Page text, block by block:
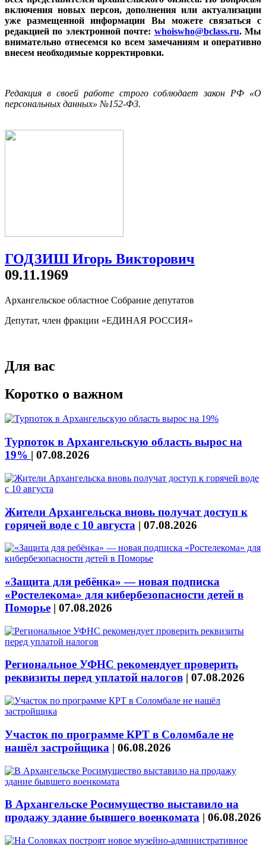
включения новых персон, дополнения или актуализации
уже размещенной информации Вы можете связаться с
редакцией по электронной почте: whoiswho@bclass.ru. Мы
внимательно отнесемся ко всем замечаниям и оперативно
внесем необходимые корректировки.
Редакция в своей работе строго соблюдает закон РФ «О
персональных данных» №152-Ф3.
ГОДЗИШ Игорь Викторович
09.11.1969
Архангельское областное Собрание депутатов
Депутат, член фракции «ЕДИНАЯ РОССИЯ»
Для вас
Коротко о важном
Турпоток в Архангельскую область вырос на
19% | 07.08.2026
Жители Архангельска вновь получат доступ к
горячей воде с 10 августа | 07.08.2026
«Защита для ребёнка» — новая подписка
«Ростелекома» для кибербезопасности детей в
Поморье | 07.08.2026
Региональное УФНС рекомендует проверить
реквизиты перед уплатой налогов | 07.08.2026
Участок по программе КРТ в Соломбале не
нашёл застройщика | 06.08.2026
В Архангельске Росимущество выставило на
продажу здание бывшего военкомата | 06.08.2026